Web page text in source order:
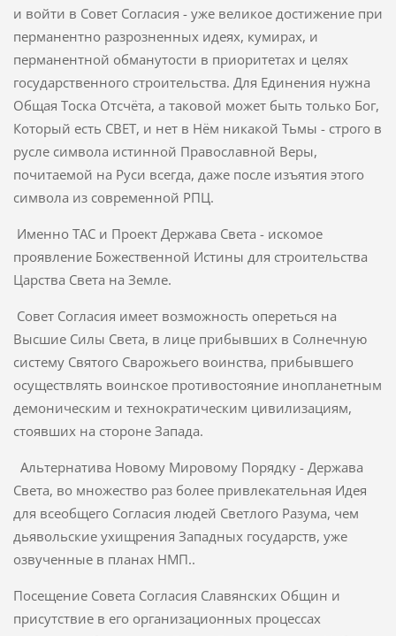
и войти в Совет Согласия - уже великое достижение при
перманентно разрозненных идеях, кумирах, и
перманентной обманутости в приоритетах и целях
государственного строительства. Для Единения нужна
Общая Тоска Отсчёта, а таковой может быть только Бог,
Который есть СВЕТ, и нет в Нём никакой Тьмы - строго в
русле символа истинной Православной Веры,
почитаемой на Руси всегда, даже после изъятия этого
символа из современной РПЦ.
Именно ТАС и Проект Держава Света - искомое
проявление Божественной Истины для строительства
Царства Света на Земле.
Совет Согласия имеет возможность опереться на
Высшие Силы Света, в лице прибывших в Солнечную
систему Святого Сварожьего воинства, прибывшего
осуществлять воинское противостояние инопланетным
демоническим и технократическим цивилизациям,
стоявших на стороне Запада.
Альтернатива Новому Мировому Порядку - Держава
Света, во множество раз более привлекательная Идея
для всеобщего Согласия людей Светлого Разума, чем
дьявольские ухищрения Западных государств, уже
озвученные в планах НМП..
Посещение Совета Согласия Славянских Общин и
присутствие в его организационных процессах